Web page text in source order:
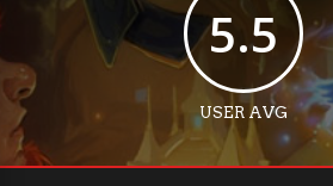
5.5
USER AVG